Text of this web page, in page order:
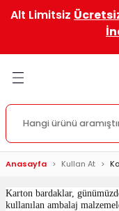
Alt Limitsiz
Kargo
ve Kargo Kutuları
Patpatlar
ve Koli
Raf Sistemleri
Anasayfa Kullan At
Karton bardaklar,
kullanılan ambalaj